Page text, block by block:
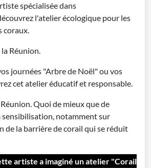
spécialisée dans
l'atelier écologique pour les
coraux.
Réunion.
journées "Arbre de Noël" ou vos
cet atelier éducatif et responsable.
Quoi de mieux que de
sensibilisation, notamment sur
de la barrière de corail qui se réduit
artiste a imaginé un atelier "Corail